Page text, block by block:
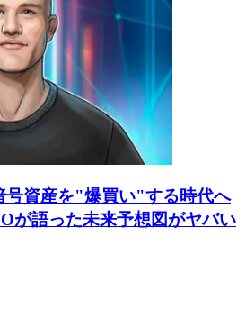
号資産を"爆買い"する時代へ
が語った未来予想図がヤバい